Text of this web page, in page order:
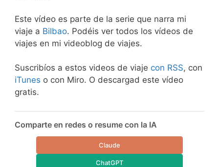
Este vídeo es parte de la serie que narra mi
viaje a Bilbao. Podéis ver todos los vídeos de
viajes en mi videoblog de viajes.
Suscribíos a estos videos de viaje con RSS, con
iTunes o con Miro. O descargad este vídeo
gratis.
Comparte en redes o resume con la IA
Claude
ChatGPT